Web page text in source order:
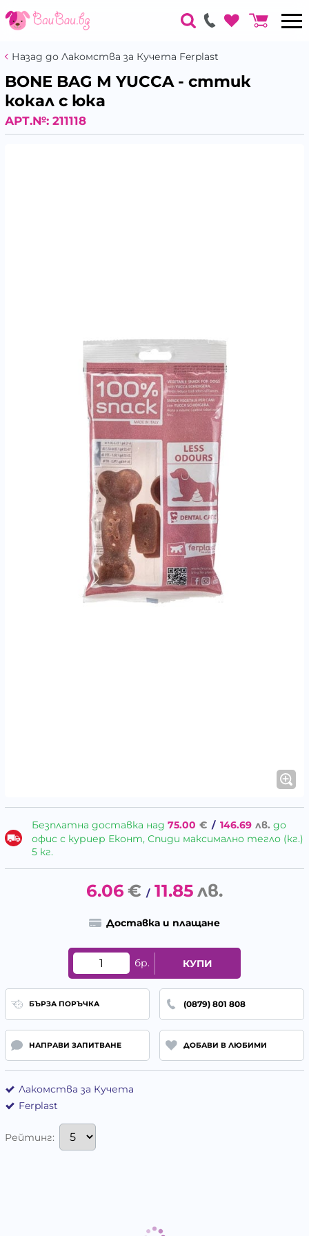
Назад до Лакомства за Кучета Ferplast
BONE BAG M YUCCA - сттик
кокал с юка
АРТ.№: 211118
Безплатна доставка над 75.00 € / 146.69 лв. до
офис с куриер Еконт, Спиди максимално тегло (кг.)
5 кг.
6.06 € / 11.85 лв.
Доставка и плащане
бр. КУПИ
БЪРЗА ПОРЪЧКА (0879) 801 808
НАПРАВИ ЗАПИТВАНЕ ДОБАВИ В ЛЮБИМИ
Лакомства за Кучета
Ferplast
Рейтинг: